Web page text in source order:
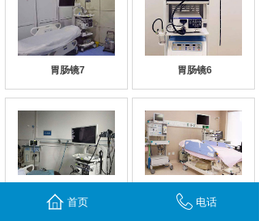
胃肠镜7 胃肠镜6
首页 电话